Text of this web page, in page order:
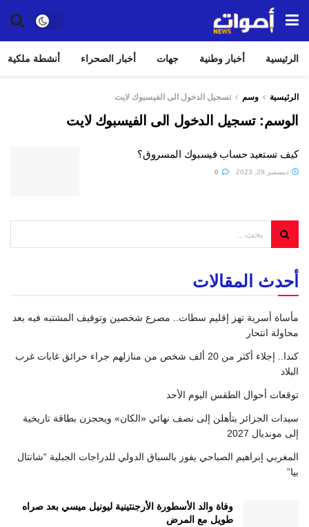
الرئيسية أخبار وطنية جهات أخبار الصحراء أنشطة ملكية
الرئيسية وسم تسجيل الدخول الى الفيسبوك لايت
الوسم:تسجيل الدخول الى الفيسبوك لايت
كيف تستعيد حساب فيسبوك المسروق؟
ديسمبر 28, 2023
أحدث المقالات
مأساة أسرية تهز إقليم سطات.. مصرع شخصين وتوقيف المشتبه فيه بعد
محاولة انتحار
كندا.. إجلاء أكثر من 20 ألف شخص من منازلهم جراء حرائق غابات غرب
البلاد
توقعات أحوال الطقس اليوم الأحد
سيدات الجزائر يتأهلن إلى نصف نهائي «الكان» ويحجزن بطاقة تاريخية
إلى مونديال 2027
المغربي إبراهيم الصباحي يفوز بالسباق الدولي للدراجات الجبلية “شانتال
بيا”
وفاة والد الأسطورة الأرجنتينية ليونيل ميسي بعد صراه
طويل مع المرض